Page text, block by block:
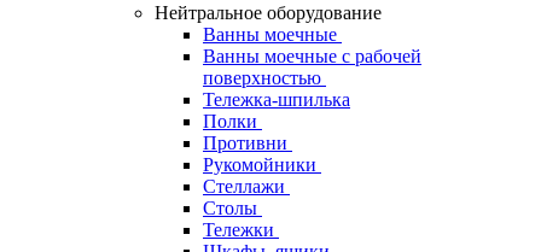
Нейтральное оборудование
Ванны моечные
Ванны моечные с рабочей
поверхностью
Тележка-шпилька
Полки
Противни
Рукомойники
Стеллажи
Столы
Тележки